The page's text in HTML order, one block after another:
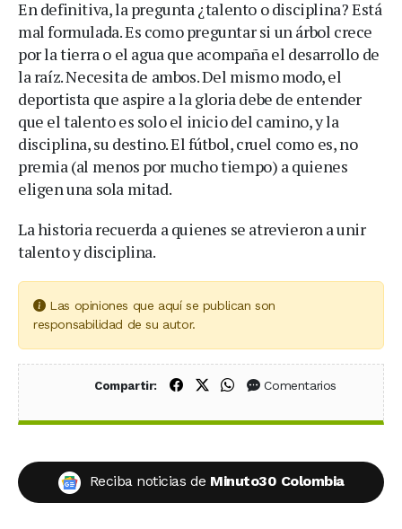
En definitiva, la pregunta ¿talento o disciplina? Está
mal formulada. Es como preguntar si un árbol crece
por la tierra o el agua que acompaña el desarrollo de
la raíz. Necesita de ambos. Del mismo modo, el
deportista que aspire a la gloria debe de entender
que el talento es solo el inicio del camino, y la
disciplina, su destino. El fútbol, cruel como es, no
premia (al menos por mucho tiempo) a quienes
eligen una sola mitad.
La historia recuerda a quienes se atrevieron a unir
talento y disciplina.
Las opiniones que aquí se publican son
responsabilidad de su autor.
Compartir: Compartir en Facebook
Compartir en X (Twitter)
Compartir en WhatsApp
Comentarios
Reciba noticias de Minuto30 Colombia